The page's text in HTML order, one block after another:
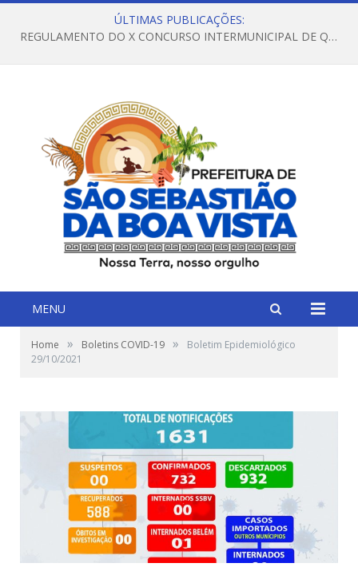
ÚLTIMAS PUBLICAÇÕES:
REGULAMENTO DO X CONCURSO INTERMUNICIPAL DE QUADRILHAS JUNINAS – 2026 – ARRAIÁ DA VENEZA
MENU
Home » Boletins COVID-19 »
Boletim Epidemiológico
29/10/2021